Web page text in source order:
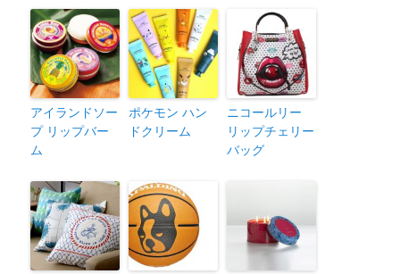
アイランドソー
プ リップバー
ム
ポケモン ハン
ドクリーム
ニコールリー
リップチェリー
バッグ